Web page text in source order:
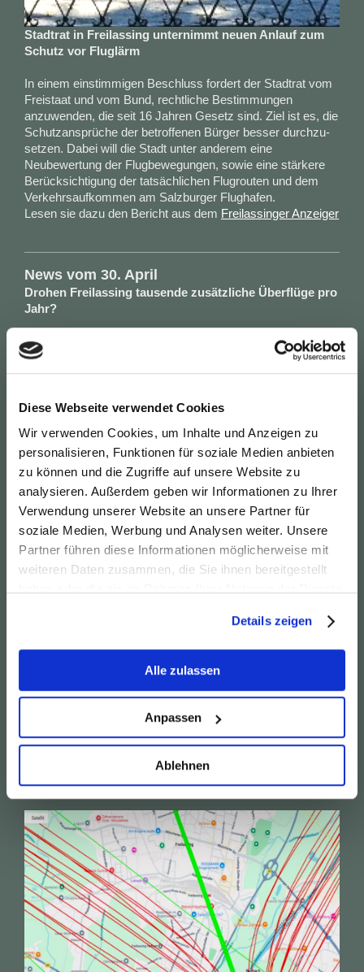
Diese Webseite verwendet Cookies
Wir verwenden Cookies, um Inhalte und Anzeigen zu
personalisieren, Funktionen für soziale Medien anbieten
zu können und die Zugriffe auf unsere Website zu
analysieren. Außerdem geben wir Informationen zu Ihrer
Verwendung unserer Website an unsere Partner für
soziale Medien, Werbung und Analysen weiter. Unsere
Partner führen diese Informationen möglicherweise mit
weiteren Daten zusammen, die Sie ihnen bereitgestellt
Details zeigen
Alle zulassen
Anpassen
Ablehnen
Stadtrat in Freilassing unternimmt neuen Anlauf zum
Schutz vor Fluglärm
In einem einstimmigen Beschluss fordert der Stadtrat vom
Freistaat und vom Bund, rechtliche Bestimmungen
anzuwenden, die seit 16 Jahren Gesetz sind. Ziel ist es, die
Schutzansprüche der betroffenen Bürger besser durchzu-
setzen. Dabei will die Stadt unter anderem eine
Neubewertung der Flugbewegungen, sowie eine stärkere
Berücksichtigung der tatsächlichen Flugrouten und dem
Verkehrsaufkommen am Salzburger Flughafen.
Lesen sie dazu den Bericht aus dem Freilassinger Anzeiger
News vom 30. April
Drohen Freilassing tausende zusätzliche Überflüge pro
Jahr?
Ryanair versucht einen Deal mit der Republik Österreich
durchzudrücken, bei dem Freilassing Verlierer ist.
Irische Airline "droht" zum Salzburg Jubiläum
- in 25 Jahren 3,7 Millionen Passagiere
befördert.
Freilassinger Anzeiger vom 30. April 2026
FA_30042026.pdf
PDF-Dokument [382.7 KB]
News vom 28. April
Der Sound von morgen darf kein
Gesundheitsrisiko sein - Pressemitteilung der
"Bundesvereinigung gegen Fluglärm e.V.
20260428_Tag gegen Lärm.pdf
PDF-Dokument [99.2 KB]
News vom 15. Februar